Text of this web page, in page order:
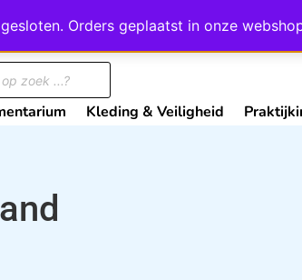
Orders geplaatst in onze
Kleding & Veiligheid